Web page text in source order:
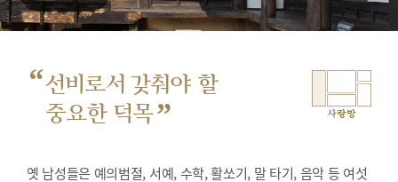
“선비로서 갖춰야 할
중요한 덕목” 사랑방
옛 남성들은 예의범절, 서예, 수학, 활쏘기, 말 타기, 음악 등 여섯